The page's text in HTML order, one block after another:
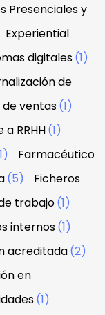
Presenciales y
Experiential
digitales(1)
de
de ventas(1)
RRHH(1)
Farmacéutico
(5)
Ficheros
trabajo(1)
internos(1)
acreditada(2)
en
(1)